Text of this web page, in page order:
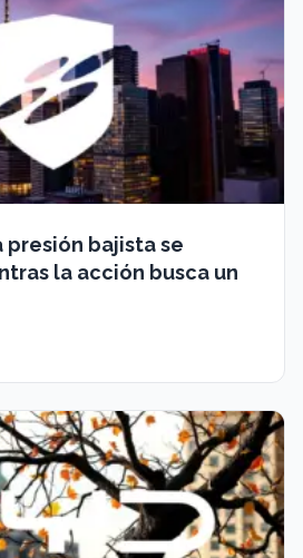
presión bajista se
la acción busca un